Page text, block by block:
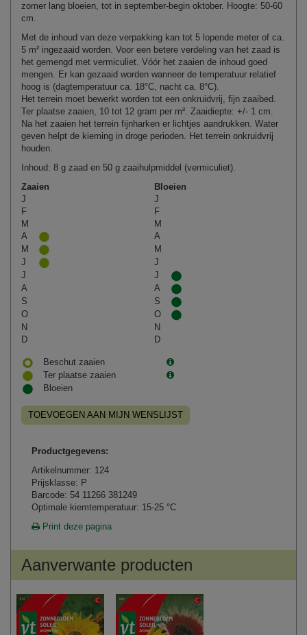
zomer lang bloeien, tot in september-begin oktober. Hoogte: 50-60
cm.
Met de inhoud van deze verpakking kan tot 5 lopende meter of ca.
5 m² ingezaaid worden. Voor een betere verdeling van het zaad is
het gemengd met vermiculiet. Vóór het zaaien de inhoud goed
mengen. Er kan gezaaid worden wanneer de temperatuur relatief
hoog is (dagtemperatuur ca. 18°C, nacht ca. 8°C).
Het terrein moet bewerkt worden tot een onkruidvrij, fijn zaaibed.
Ter plaatse zaaien, 10 tot 12 gram per m². Zaaidiepte: +/- 1 cm.
Na het zaaien het terrein fijnharken er lichtjes aandrukken. Water
geven helpt de kieming in droge perioden. Het terrein onkruidvrij
houden.
Inhoud: 8 g zaad en 50 g zaaihulpmiddel (vermiculiet).
Zaaien
Bloeien
J
J
F
F
M
M
A
A
M
M
J
J
J
J
A
A
S
S
O
O
N
N
D
D
Beschut zaaien
Ter plaatse zaaien
Bloeien
TOEVOEGEN AAN MIJN WENSLIJST
Productgegevens:
Artikelnummer: 124
Prijsklasse: P
Barcode: 54 11266 381249
Optimale kiemtemperatuur: 15-25 °C
Print deze pagina
Aanverwante producten